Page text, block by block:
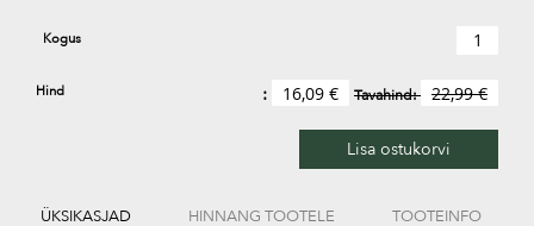
Kogus
Hind 16,09 € Tavahind: 22,99 €
Lisa ostukorvi
ÜKSIKASJAD HINNANG TOOTELE TOOTEINFO